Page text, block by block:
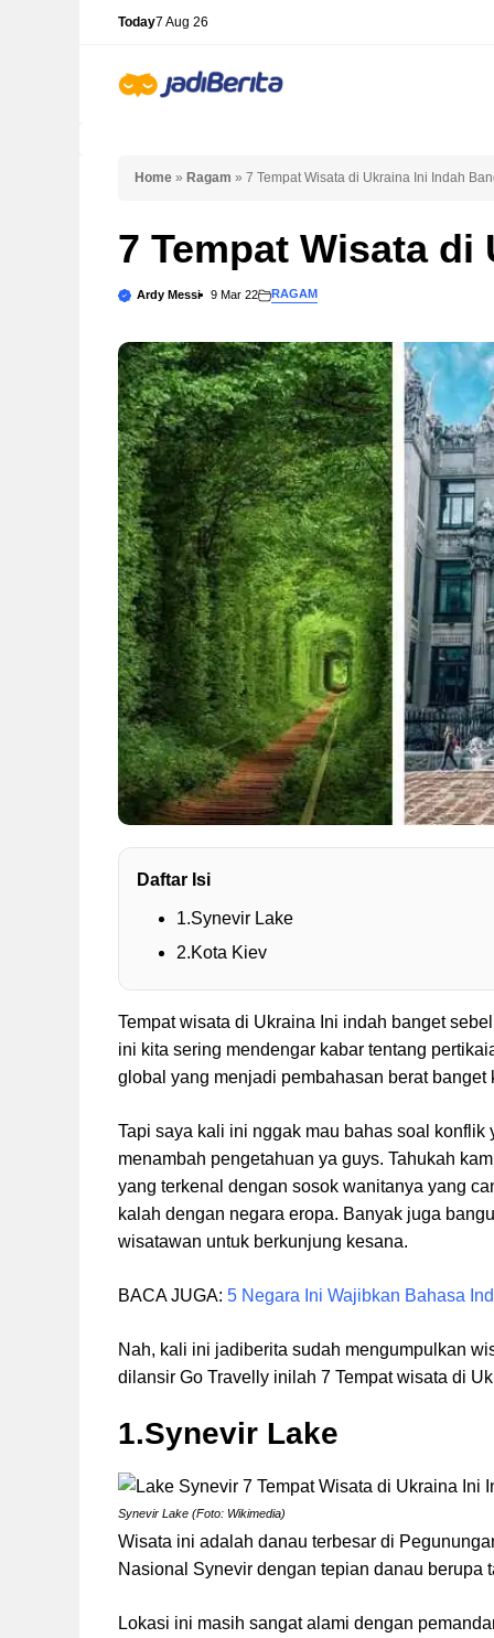
Today7 Aug 26
Home » Ragam » 7 Tempat Wisata di Ukraina Ini Indah
7 Tempat Wisata
Ardy Messi 9 Mar 22 RAGAM
Daftar Isi
1.Synevir Lake
2.Kota Kiev
Tempat wisata di Ukraina Ini indah banget
ini kita sering mendengar kabar tentang
global yang menjadi pembahasan berat banget
Tapi saya kali ini nggak mau bahas soal
menambah pengetahuan ya guys. Tahukah
yang terkenal dengan sosok wanitanya yang
kalah dengan negara eropa. Banyak juga
wisatawan untuk berkunjung kesana.
BACA JUGA: 5 Negara Ini Wajibkan Bahasa
Nah, kali ini jadiberita sudah mengumpulkan
dilansir Go Travelly inilah 7 Tempat wisata di
1.Synevir Lake
Synevir Lake (Foto: Wikimedia)
Wisata ini adalah danau terbesar di
Nasional Synevir dengan tepian danau
Lokasi ini masih sangat alami dengan